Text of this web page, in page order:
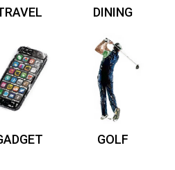
DINING
GOLF